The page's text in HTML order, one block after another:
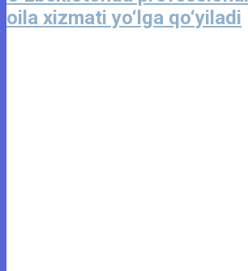
oila xizmati yo‘lga qo‘yiladi